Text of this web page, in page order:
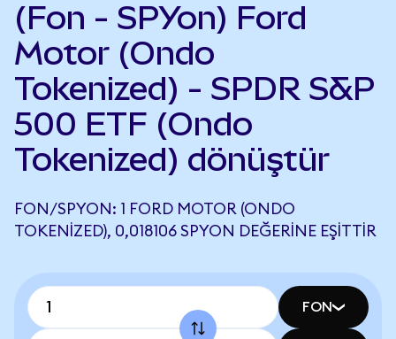
(Fon - SPYon) Ford
Motor (Ondo
Tokenized) - SPDR S&P
500 ETF (Ondo
Tokenized) dönüştür
FON/SPYON: 1 FORD MOTOR (ONDO
TOKENIZED), 0,018106 SPYON DEĞERINE EŞITTIR
FON